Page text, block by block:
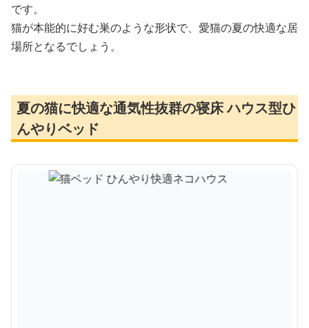
です。
猫が本能的に好む巣のような形状で、愛猫の夏の快適な居
場所となるでしょう。
夏の猫に快適な通気性抜群の寝床 ハウス型ひ
んやりベッド